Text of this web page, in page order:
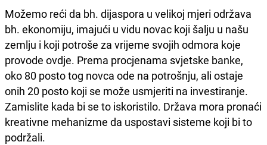
Možemo reći da bh. dijaspora u velikoj mjeri održava
bh. ekonomiju, imajući u vidu novac koji šalju u našu
zemlju i koji potroše za vrijeme svojih odmora koje
provode ovdje. Prema procjenama svjetske banke,
oko 80 posto tog novca ode na potrošnju, ali ostaje
onih 20 posto koji se može usmjeriti na investiranje.
Zamislite kada bi se to iskoristilo. Država mora pronaći
kreativne mehanizme da uspostavi sisteme koji bi to
podržali.